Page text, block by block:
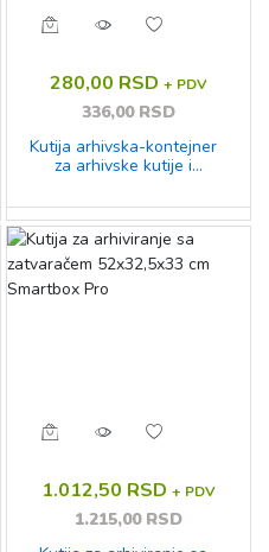
280,00 RSD + PDV
336,00 RSD
Kutija arhivska-kontejner
za arhivske kutije i
Fornax 403404 sivo-braon
1.012,50 RSD + PDV
1.215,00 RSD